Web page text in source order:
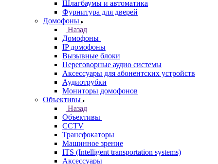
Шлагбаумы и автоматика
Фурнитура для дверей
Домофоны
Назад
Домофоны
IP домофоны
Вызывные блоки
Переговорные аудио системы
Аксессуары для абонентских устройств
Аудиотрубки
Мониторы домофонов
Объективы
Назад
Объективы
CCTV
Трансфокаторы
Машинное зрение
ITS (Intelligent transportation systems)
Аксессуары